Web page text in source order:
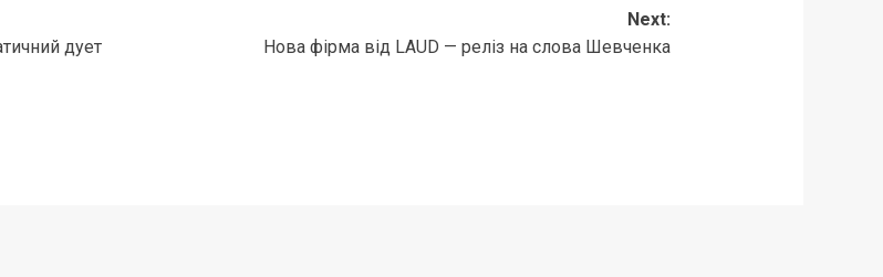
дует
Next:
Нова фірма від LAUD — реліз на слова Шевченка